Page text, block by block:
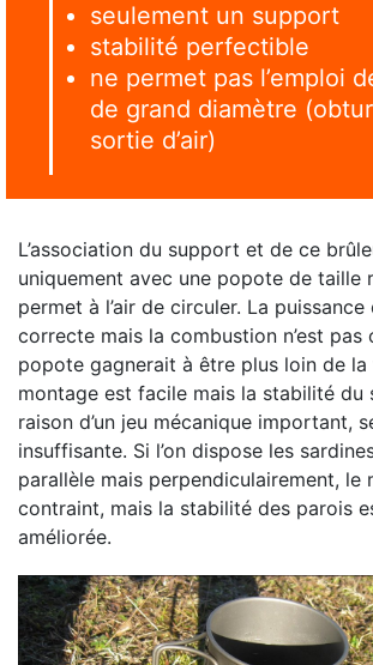
seulement un support
stabilité perfectible
ne permet pas l’emploi
de grand diamètre
sortie d’air)
L’association du support et de ce
uniquement avec une popote de taille
permet à l’air de circuler. La
correcte mais la combustion n’est pas
popote gagnerait à être plus loin de la
montage est facile mais la stabilité du
raison d’un jeu mécanique important,
insuffisante. Si l’on dispose les
parallèle mais perpendiculairement, le
contraint, mais la stabilité des parois
améliorée.